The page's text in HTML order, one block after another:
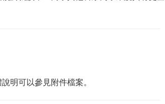
明可以參見附件檔案。